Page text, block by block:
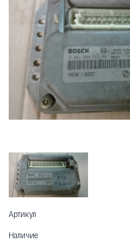
Артикул
Наличие